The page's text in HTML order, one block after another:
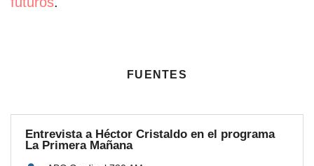
fuentes
Entrevista a Héctor Cristaldo en el programa
La Primera Mañana